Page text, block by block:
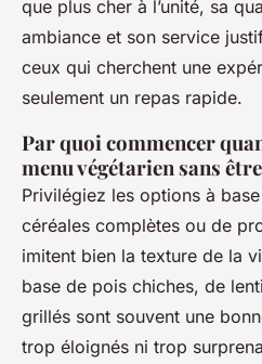
que plus cher à l’unité, sa
ambiance et son service
ceux qui cherchent une
seulement un repas rapide.
Par quoi commencer
menu végétarien sans
Privilégiez les options à
céréales complètes ou de
imitent bien la texture de la
base de pois chiches, de
grillés sont souvent une
trop éloignés ni trop